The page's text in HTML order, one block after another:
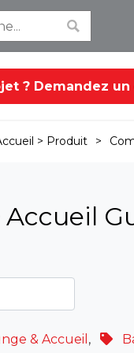
? Demandez
> Produit >
& Accueil ,